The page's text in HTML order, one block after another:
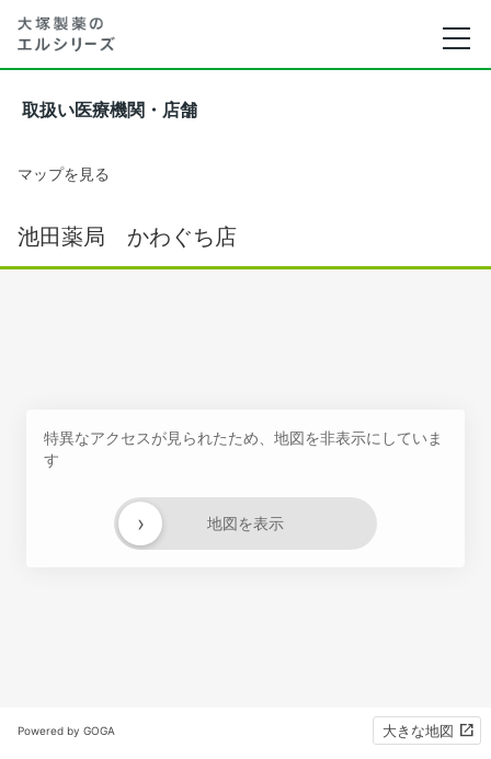
取扱い医療機関・店舗
マップを見る
池田薬局 かわぐち店
特異なアクセスが見られたため、地図を非表示にしていま
す
地図を表示
›
Powered by GOGA 大きな地図